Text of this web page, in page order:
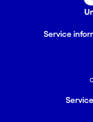
Service